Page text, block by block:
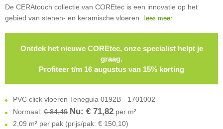
De CERAtouch collectie van COREtec is een innovatie op het
gebied van stenen- en keramische vloeren. Lees meer
Ontdek het nieuwe COREtec, onze specialist helpt je
graag.
Profiteer t/m 16 augustus van 15% korting
PVC click vloeren Teneguia 0192B - 1701002
Normaal: € 84,49 Nu: € 71,82 per m²
2,09 m² per pak (prijs/pak: € 150,10)